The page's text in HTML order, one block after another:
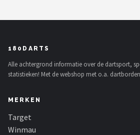
Dart
ABC Darts
Mission
Harrows
180DARTS
Alle achtergrond informatie over de dartsport,
statistieken! Met de webshop met o.a.
MERKEN
Target
Winmau